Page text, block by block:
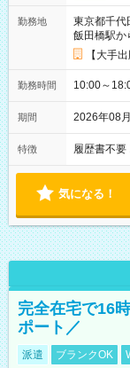
勤務地
東京都千代
飯田橋駅か
【大手
勤務時間 10:00～
期間 2026年08
特徴 履歴書不要
気になる！
完全在宅で16
ポート／
派遣 ブランクOK